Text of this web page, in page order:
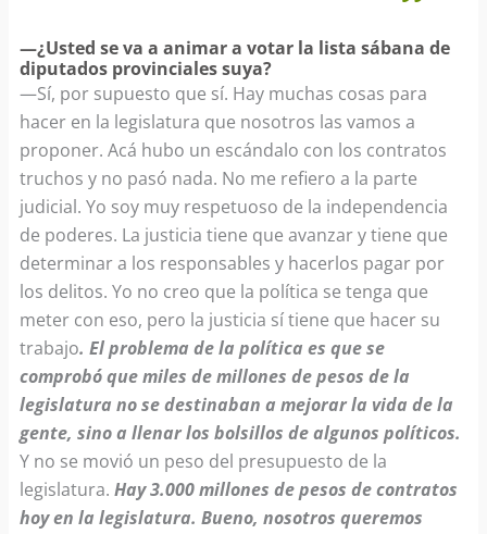
—¿Usted se va a animar a votar la lista sábana de
diputados provinciales suya?
—Sí, por supuesto que sí. Hay muchas cosas para
hacer en la legislatura que nosotros las vamos a
proponer. Acá hubo un escándalo con los contratos
truchos y no pasó nada. No me refiero a la parte
judicial. Yo soy muy respetuoso de la independencia
de poderes. La justicia tiene que avanzar y tiene que
determinar a los responsables y hacerlos pagar por
los delitos. Yo no creo que la política se tenga que
meter con eso, pero la justicia sí tiene que hacer su
trabajo. El problema de la política es que se
comprobó que miles de millones de pesos de la
legislatura no se destinaban a mejorar la vida de la
gente, sino a llenar los bolsillos de algunos políticos.
Y no se movió un peso del presupuesto de la
legislatura.Hay 3.000 millones de pesos de contratos
hoy en la legislatura. Bueno, nosotros queremos